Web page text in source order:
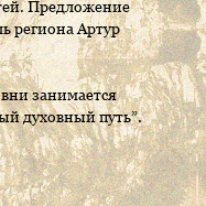
Предложение
региона Артур
занимается
духовный путь”.